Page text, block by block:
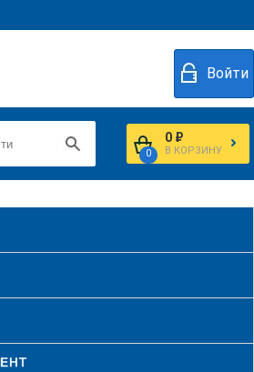
Войти
0
0 ₽
В КОРЗИНУ